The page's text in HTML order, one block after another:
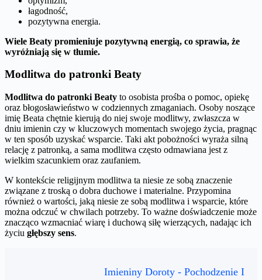
łagodność,
pozytywna energia.
Wiele Beaty promieniuje pozytywną energią, co sprawia, że
wyróżniają się w tłumie.
Modlitwa do patronki Beaty
Modlitwa do patronki Beaty to osobista prośba o pomoc, opiekę
oraz błogosławieństwo w codziennych zmaganiach. Osoby noszące
imię Beata chętnie kierują do niej swoje modlitwy, zwłaszcza w
dniu imienin czy w kluczowych momentach swojego życia, pragnąc
w ten sposób uzyskać wsparcie. Taki akt pobożności wyraża silną
relację z patronką, a sama modlitwa często odmawiana jest z
wielkim szacunkiem oraz zaufaniem.
W kontekście religijnym modlitwa ta niesie ze sobą znaczenie
związane z troską o dobra duchowe i materialne. Przypomina
również o wartości, jaką niesie ze sobą modlitwa i wsparcie, które
można odczuć w chwilach potrzeby. To ważne doświadczenie może
znacząco wzmacniać wiarę i duchową siłę wierzących, nadając ich
życiu głębszy sens.
Imieniny Doroty - Pochodzenie I